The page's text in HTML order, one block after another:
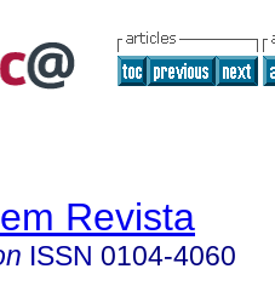
Revista
ISSN 0104-4060